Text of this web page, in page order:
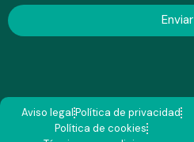
Enviar
Aviso legalPolítica de privacidad
Política de cookies